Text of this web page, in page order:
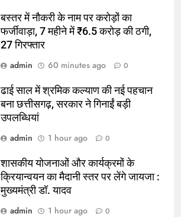
बस्तर में नौकरी के नाम पर करोड़ों का
फर्जीवाड़ा, 7 महीने में ₹6.5 करोड़ की ठगी,
27 गिरफ्तार
admin
60 minutes ago 0
ढाई साल में श्रमिक कल्याण की नई पहचान
बना छत्तीसगढ़, सरकार ने गिनाईं बड़ी
उपलब्धियां
admin
1 hour ago 0
शासकीय योजनाओं और कार्यक्रमों के
क्रियान्वयन का मैदानी स्तर पर लेंगे जायजा :
मुख्यमंत्री डॉ. यादव
admin
1 hour ago 0